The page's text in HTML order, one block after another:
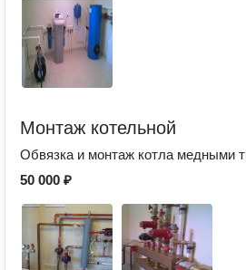
Монтаж котельной
Обвязка и монтаж котла медными
50 000 ₽